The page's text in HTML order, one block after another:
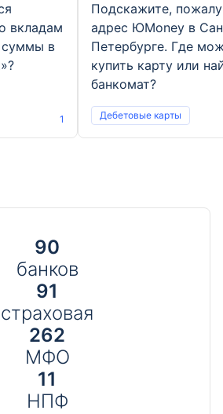
вкладам
суммы в
1
Подскажите,
адрес ЮMoney в
Петербурге. Где
купить карту или
банкомат?
Дебетовые карты
90
банков
91
страховая
262
МФО
11
НПФ